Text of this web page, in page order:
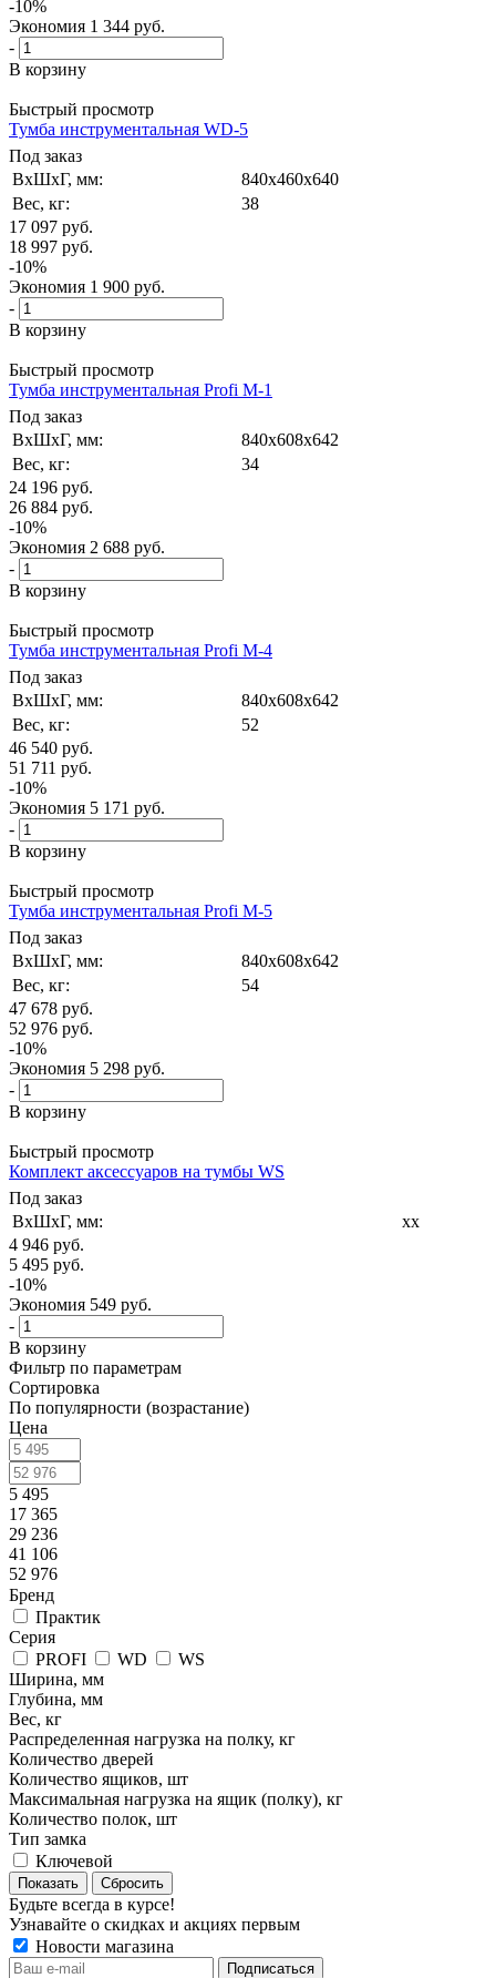
-10%
Экономия 1 344 руб.
-
В корзину
Быстрый просмотр
Тумба инструментальная WD-5
Под заказ
ВxШxГ, мм:
840x460x640
Вес, кг:
38
17 097 руб.
18 997 руб.
-10%
Экономия 1 900 руб.
-
В корзину
Быстрый просмотр
Тумба инструментальная Profi M-1
Под заказ
ВxШxГ, мм:
840x608x642
Вес, кг:
34
24 196 руб.
26 884 руб.
-10%
Экономия 2 688 руб.
-
В корзину
Быстрый просмотр
Тумба инструментальная Profi M-4
Под заказ
ВxШxГ, мм:
840x608x642
Вес, кг:
52
46 540 руб.
51 711 руб.
-10%
Экономия 5 171 руб.
-
В корзину
Быстрый просмотр
Тумба инструментальная Profi M-5
Под заказ
ВxШxГ, мм:
840x608x642
Вес, кг:
54
47 678 руб.
52 976 руб.
-10%
Экономия 5 298 руб.
-
В корзину
Быстрый просмотр
Комплект аксессуаров на тумбы WS
Под заказ
ВxШxГ, мм:
xx
4 946 руб.
5 495 руб.
-10%
Экономия 549 руб.
-
В корзину
Фильтр по параметрам
Сортировка
По популярности (возрастание)
Цена
5 495
17 365
29 236
41 106
52 976
Бренд
Практик
Серия
PROFI
WD
WS
Ширина, мм
Глубина, мм
Вес, кг
Распределенная нагрузка на полку, кг
Количество дверей
Количество ящиков, шт
Максимальная нагрузка на ящик (полку), кг
Количество полок, шт
Тип замка
Ключевой
Сбросить
Будьте всегда в курсе!
Узнавайте о скидках и акциях первым
Новости магазина